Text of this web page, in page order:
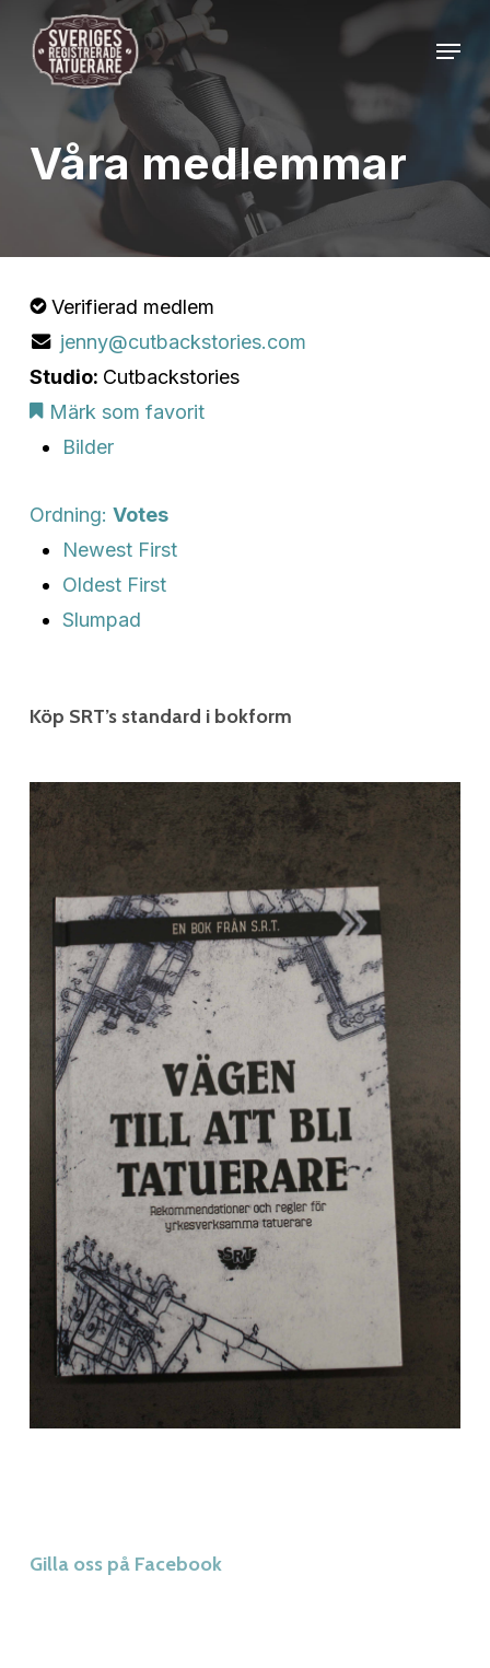
Menu
Våra medlemmar
Verifierad medlem
jenny@cutbackstories.com
Studio: Cutbackstories
Märk som favorit
Bilder
Ordning: Votes
Newest First
Oldest First
Slumpad
Köp SRT’s standard i bokform
Gilla oss på Facebook
Menu